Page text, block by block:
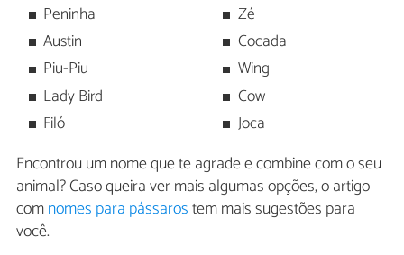
Peninha
Austin
Piu-Piu
Lady Bird
Filó
Zé
Cocada
Wing
Cow
Joca
Encontrou um nome que te agrade e combine com o seu
animal? Caso queira ver mais algumas opções, o artigo
comnomes para pássarostem mais sugestões para
você.